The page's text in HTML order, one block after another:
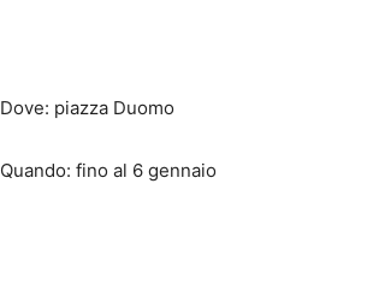
Dove: piazza Duomo
Quando: fino al 6 gennaio